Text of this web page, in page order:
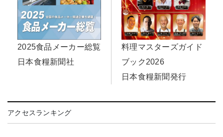
2025食品メーカー総覧
日本食糧新聞社
料理マスターズガイド
ブック2026
日本食糧新聞発行
アクセスランキング